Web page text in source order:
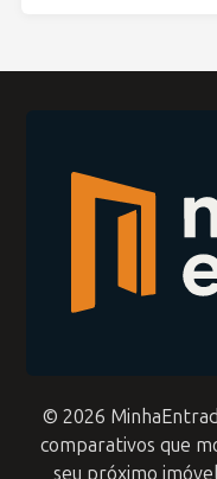
© 2026
comparativos que
seu próximo